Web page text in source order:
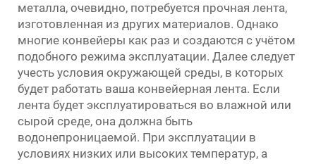
металла, очевидно, потребуется прочная лента,
изготовленная из других материалов. Однако
многие конвейеры как раз и создаются с учётом
подобного режима эксплуатации. Далее следует
учесть условия окружающей среды, в которых
будет работать ваша конвейерная лента. Если
лента будет эксплуатироваться во влажной или
сырой среде, она должна быть
водонепроницаемой. При эксплуатации в
условиях низких или высоких температур, а